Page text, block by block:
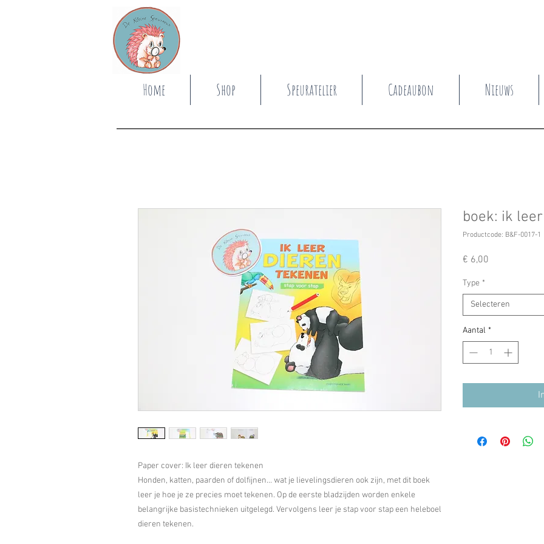
Home Shop Speuratelier Cadeaubon Nieuws
Paper cover: Ik leer dieren tekenen
Honden, katten, paarden of dolfijnen... wat je lievelingsdieren ook zijn, met dit boek
leer je hoe je ze precies moet tekenen. Op de eerste bladzijden worden enkele
belangrijke basistechnieken uitgelegd. Vervolgens leer je stap voor stap een heleboel
dieren tekenen.
boek: ik
Productcode: B&F-0017-1
€ 6,00
Type *
Selecteren
Aantal *